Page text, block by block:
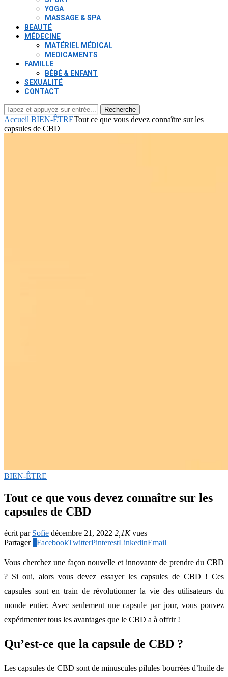
YOGA
MASSAGE & SPA
BEAUTÉ
MÉDECINE
MATÉRIEL MÉDICAL
MEDICAMENTS
FAMILLE
BÉBÉ & ENFANT
SEXUALITÉ
CONTACT
Recherche
Accueil BIEN-ÊTRETout ce que vous devez connaître sur les
capsules de CBD
BIEN-ÊTRE
Tout ce que vous devez connaître sur les
capsules de CBD
écrit par Sofie décembre 21, 2022 2,1Kvues
Partager
FacebookTwitterPinterestLinkedinEmail
Vous cherchez une façon nouvelle et innovante de prendre du CBD
? Si oui, alors vous devez essayer les capsules de CBD ! Ces
capsules sont en train de révolutionner la vie des utilisateurs du
monde entier. Avec seulement une capsule par jour, vous pouvez
expérimenter tous les avantages que le CBD a à offrir !
Qu’est-ce que la capsule de CBD ?
Les capsules de CBD sont de minuscules pilules bourrées d’huile de